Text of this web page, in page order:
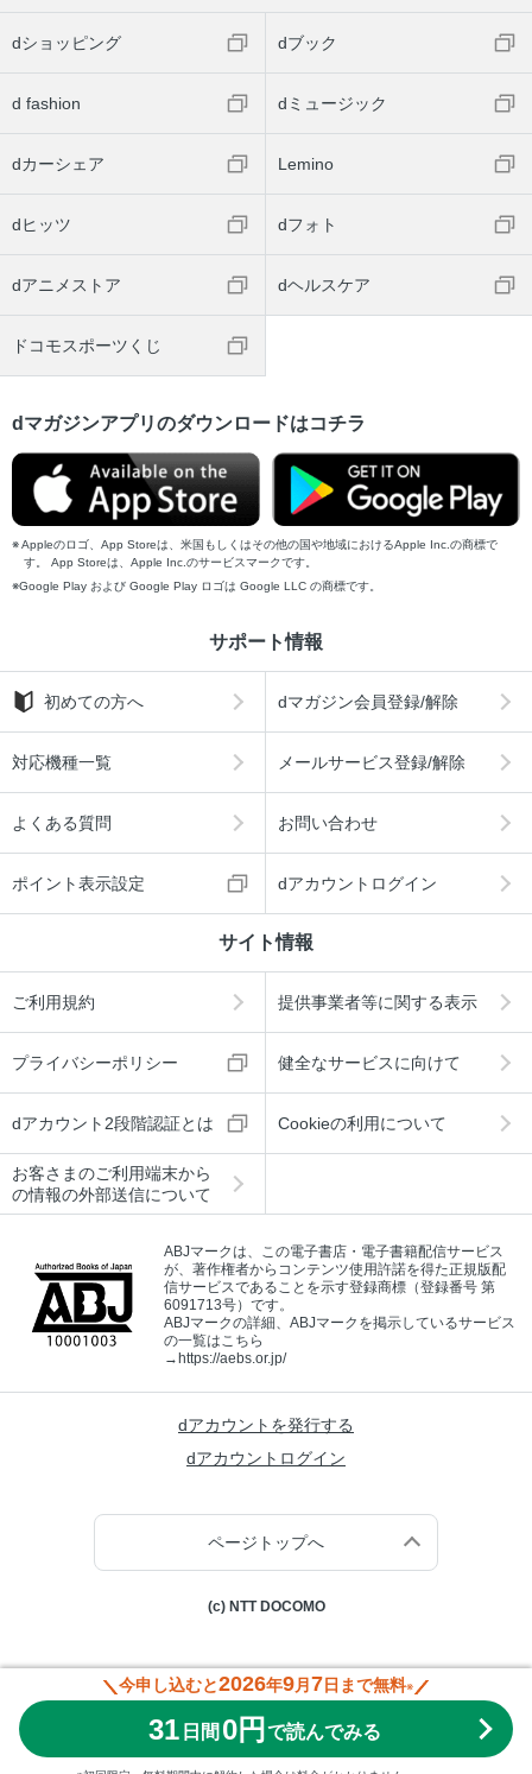
dショッピング dブック
d fashion dミュージック
dカーシェア Lemino
dヒッツ dフォト
dアニメストア dヘルスケア
ドコモスポーツくじ
dマガジンアプリのダウンロードはコチラ
Appleのロゴ、App Storeは、米国もしくはその他の国や地域におけるApple Inc.の商標で
す。 App Storeは、Apple Inc.のサービスマークです。
Google Play および Google Play ロゴは Google LLC の商標です。
サポート情報
初めての方へ dマガジン会員登録/解除
対応機種一覧 メールサービス登録/解除
よくある質問 お問い合わせ
ポイント表示設定 dアカウントログイン
サイト情報
ご利用規約 提供事業者等に関する表示
プライバシーポリシー 健全なサービスに向けて
dアカウント2段階認証とは Cookieの利用について
お客さまのご利用端末から
の情報の外部送信について
ABJマークは、この電子書店・電子書籍配信サービス
が、著作権者からコンテンツ使用許諾を得た正規版配
信サービスであることを示す登録商標（登録番号 第
6091713号）です。
ABJマークの詳細、ABJマークを掲示しているサービス
の一覧はこちら
→https://aebs.or.jp/
dアカウントを発行する
dアカウントログイン
ページトップへ
(c) NTT DOCOMO
今申し込むと2026年9月 7日まで無料※
31 日間 0円 で読んでみる